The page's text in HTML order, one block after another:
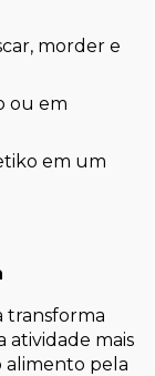
morder e
ou em
em um
transforma
atividade mais
alimento pela